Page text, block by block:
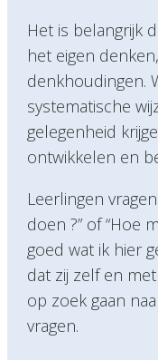
Het is belangrijk
het eigen
denkhoudingen.
systematische
gelegenheid
ontwikkelen en
Leerlingen
doen ?” of “Hoe
goed wat ik hier
dat zij zelf en
op zoek gaan
vragen.